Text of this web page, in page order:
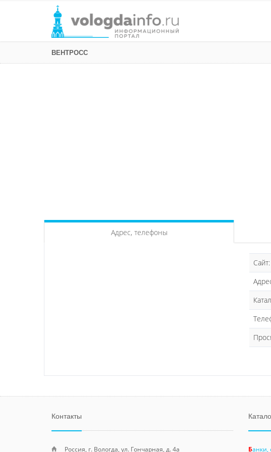
ВЕНТРОСС
Адрес, телефоны
Сайт:
Контакты
Россия, г. Вологда, ул. Гончарная, д. 4а Банки,